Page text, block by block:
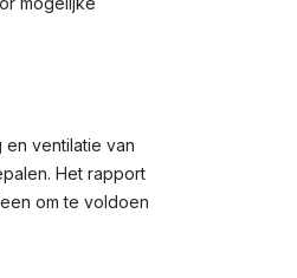
ventilatie van
Het rapport
om te voldoen